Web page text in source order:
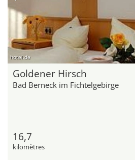
hotel.de
Goldener Hirsch
Bad Berneck im Fichtelgebirge
16,7
kilomètres